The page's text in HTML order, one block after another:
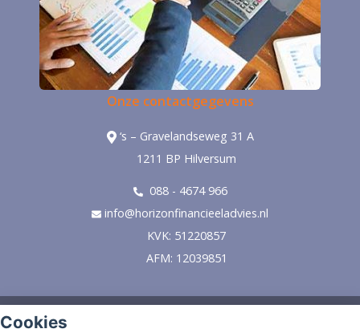
Cookies
Onze contactgegevens
‘s – Gravelandseweg 31 A
1211 BP Hilversum
088 - 4674 966
info@horizonfinancieeladvies.nl
KVK: 51220857
AFM: 12039851